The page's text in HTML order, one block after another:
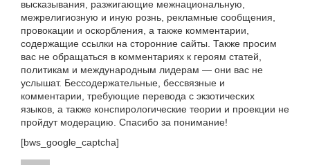
высказывания, разжигающие межнациональную,
межрелигиозную и иную рознь, рекламные сообщения,
провокации и оскорбления, а также комментарии,
содержащие ссылки на сторонние сайты. Также просим
вас не обращаться в комментариях к героям статей,
политикам и международным лидерам — они вас не
услышат. Бессодержательные, бессвязные и
комментарии, требующие перевода с экзотических
языков, а также конспирологические теории и проекции не
пройдут модерацию. Спасибо за понимание!
[bws_google_captcha]